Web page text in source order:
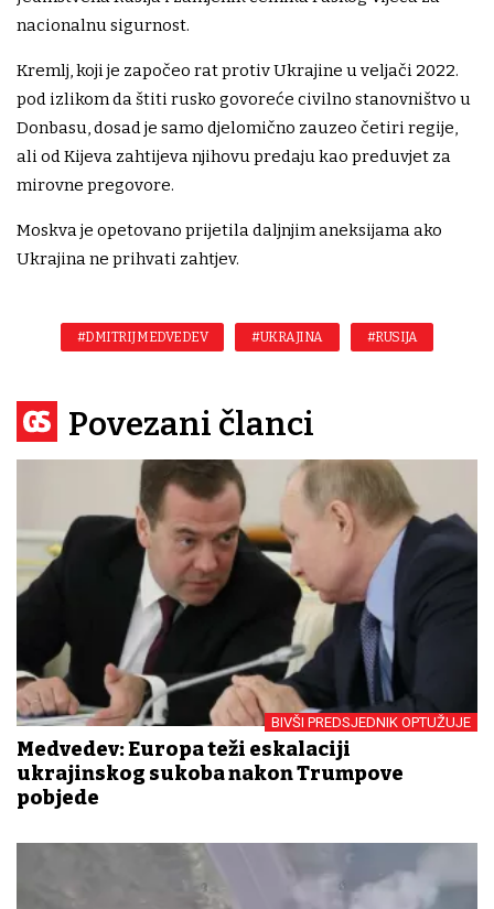
nacionalnu sigurnost.
Kremlj, koji je započeo rat protiv Ukrajine u veljači 2022.
pod izlikom da štiti rusko govoreće civilno stanovništvo u
Donbasu, dosad je samo djelomično zauzeo četiri regije,
ali od Kijeva zahtijeva njihovu predaju kao preduvjet za
mirovne pregovore.
Moskva je opetovano prijetila daljnjim aneksijama ako
Ukrajina ne prihvati zahtjev.
#DMITRIJ MEDVEDEV #UKRAJINA #RUSIJA
Povezani članci
BIVŠI PREDSJEDNIK OPTUŽUJE
Medvedev: Europa teži eskalaciji
ukrajinskog sukoba nakon Trumpove
pobjede